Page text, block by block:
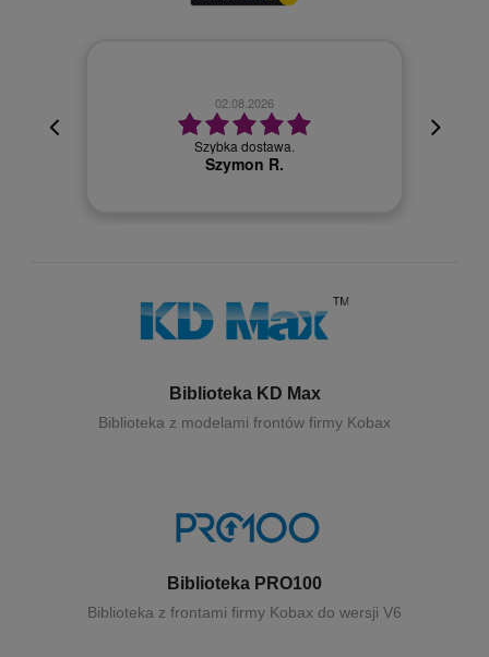
02.08.2026
Szybka dostawa.
Szymon R.
Biblioteka KD Max
Biblioteka z modelami frontów firmy Kobax
Biblioteka PRO100
Biblioteka z frontami firmy Kobax do wersji V6